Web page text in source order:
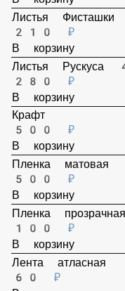
В корзину
Листья Фисташки 3шт
210 ₽
В корзину
Листья Рускуса 4шт
280 ₽
В корзину
Крафт
500 ₽
В корзину
Пленка матовая
500 ₽
В корзину